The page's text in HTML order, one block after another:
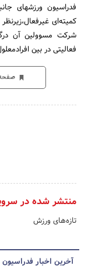
فدراسیون ورزشهای
کمیته‌ای
شرکت مسوولین آن
فعالیتی در بین
منتشر شده در
تازه‌های ورزش